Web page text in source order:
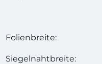
Folienbreite:
Siegelnahtbreite: